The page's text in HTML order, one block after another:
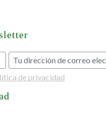
de privacidad